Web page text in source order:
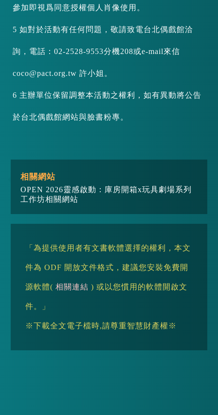
參加即視爲同意授權個人肖像使用。
5 如對於活動有任何問題，敬請致電台北偶戲館洽
詢，電話：02-2528-9553分機208或e-mail來信
coco@pact.org.tw 許小姐。
6 主辦單位保留調整本活動之權利，如有異動將公告
於台北偶戲館網站與臉書粉專。
相關網站
OPEN 2026靈感啟動：庫房開箱x玩具劇場系列
工作坊相關網站
「為提供使用者有文書軟體選擇的權利，本文
件為 ODF 開放文件格式，建議您安裝免費開
源軟體(相關連結 ) 或以您慣用的軟體開啟文
件。」
※下載全文電子檔時,請尊重智慧財產權※